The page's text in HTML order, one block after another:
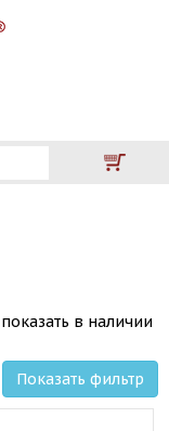
показать в наличии
Показать фильтр